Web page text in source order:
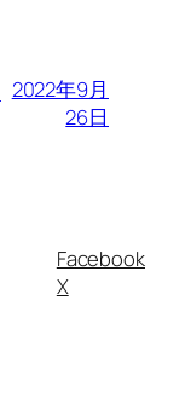
2022年9月
26日
Facebook
X